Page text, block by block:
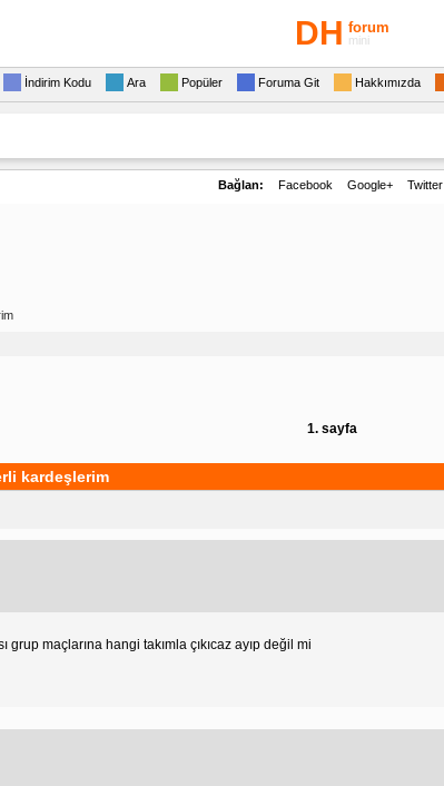
DH forum
mini
İndirim Kodu Ara Popüler Foruma Git Hakkımızda
Bağlan: Facebook Google+ Twitter
1. sayfa
kardeşlerim
maçlarına hangi takımla çıkıcaz ayıp değil mi